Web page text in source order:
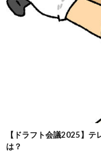
【ドラフト会議2025】
は？